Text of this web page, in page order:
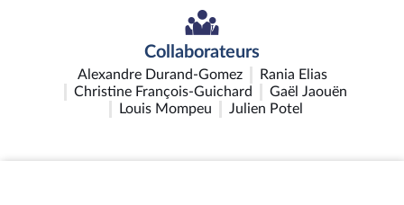
Collaborateurs
Alexandre Durand-Gomez
Rania Elias
Christine François-Guichard
Gaël Jaouën
Louis Mompeu
Julien Potel